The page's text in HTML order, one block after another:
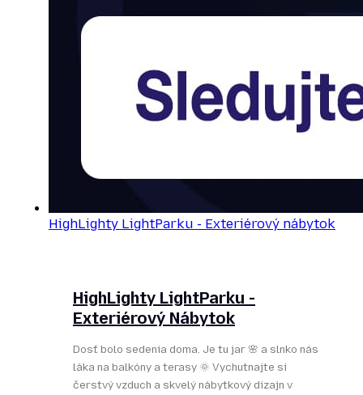
HighLighty LightParku - Exteriérový nábytok
HighLighty LightParku -
Exteriérový Nábytok
Dosť bolo sedenia doma. Je tu jar 🌸 a slnko nás
láka na balkóny a terasy 🌞 Vychutnajte si
čerstvý vzduch a skvelý nábytkový dizajn v